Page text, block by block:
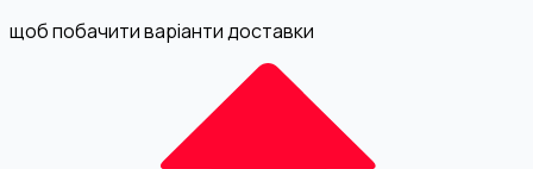
щоб побачити варіанти доставки